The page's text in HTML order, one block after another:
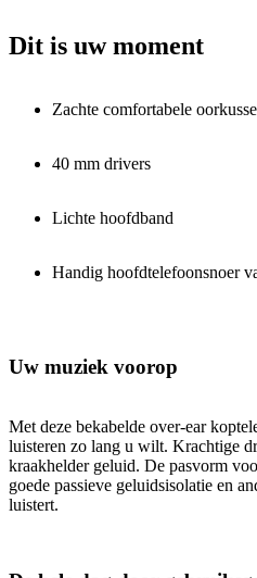
Dit is uw moment
Zachte comfortabele
40 mm drivers
Lichte hoofdband
Handig hoofdtelefoonsnoer
Uw muziek voorop
Met deze bekabelde over-ear
luisteren zo lang u wilt. Krachtige
kraakhelder geluid. De pasvorm
goede passieve geluidsisolatie en
luistert.